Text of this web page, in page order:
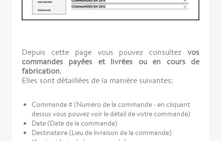
Depuis cette page vous pouvez consultez vos
commandes payées et livrées ou en cours de
fabrication.
Elles sont détaillées de la manière suivantes:
Commande # (Numéro de la commande - en cliquant
dessus vous pouvez voir le détail de votre commande)
Date (Date de la commande)
Destinataire (Lieu de livraison de la commande)